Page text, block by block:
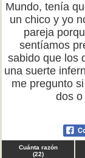
Mundo, tenía
un chico y yo
pareja
sentíamos
sabido que los
una suerte
me pregunto
dos
Cuánta razón
(22)